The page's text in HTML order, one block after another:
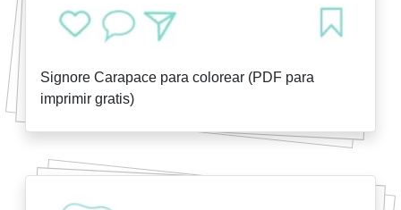
Signore Carapace para colorear (PDF para
imprimir gratis)